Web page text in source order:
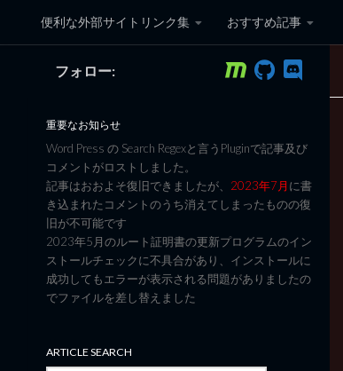
コンテンツへスキップ
便利な外部サイトリンク集 おすすめ記事
黒翼猫のコンピュ
フォロー:
重要なお知らせ
Word Press の Search Regexと言うPluginで記事及び
コメントがロストしました。
記事はおおよそ復旧できましたが、 2023年7月に書
き込まれたコメントのうち消えてしまったものの復
旧が不可能です
2023年5月のルート証明書の更新プログラムのイン
ストールチェックに不具合があり、インストールに
成功してもエラーが表示される問題がありましたの
でファイルを差し替えました
ARTICLE SEARCH